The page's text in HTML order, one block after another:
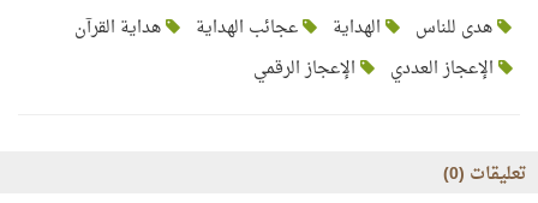
هدى للناس الهداية عجائب الهداية
هداية القرآن
الإعجاز العددي
الإعجاز الرقمي
تعليقات (0
)